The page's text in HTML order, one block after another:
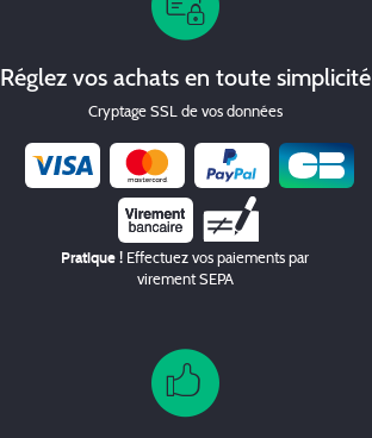
Réglez vos achats en toute simplicité
Cryptage SSL de vos données
Chèque
Pratique ! Effectuez vos paiements par
virement SEPA